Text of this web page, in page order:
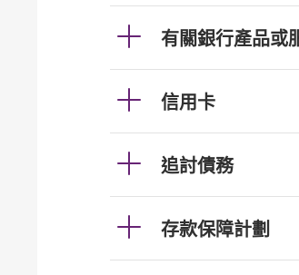
有關銀行產品或
信用卡
追討債務
存款保障計劃